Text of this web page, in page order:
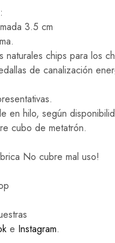
3.5 cm
naturales chips para los
de canalización
en hilo, según
cubo de metatrón.
No cubre mal uso!
e Instagram.